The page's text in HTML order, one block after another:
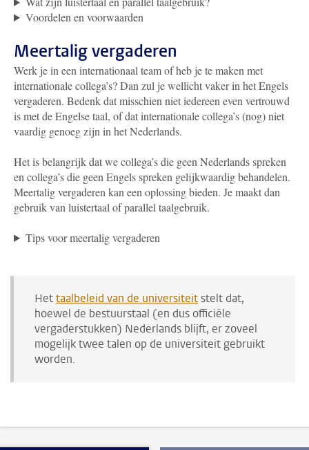
Voordelen en voorwaarden
Meertalig vergaderen
Werk je in een internationaal team of heb je te maken met
internationale collega’s? Dan zul je wellicht vaker in het Engels
vergaderen. Bedenk dat misschien niet iedereen even vertrouwd
is met de Engelse taal, of dat internationale collega’s (nog) niet
vaardig genoeg zijn in het Nederlands.
Het is belangrijk dat we collega’s die geen Nederlands spreken
en collega’s die geen Engels spreken gelijkwaardig behandelen.
Meertalig vergaderen kan een oplossing bieden. Je maakt dan
gebruik van luistertaal of parallel taalgebruik.
Tips voor meertalig vergaderen
Hettaalbeleid van de universiteitstelt dat,
hoewel de bestuurstaal (en dus officiële
vergaderstukken) Nederlands blijft, er zoveel
mogelijk twee talen op de universiteit gebruikt
worden.